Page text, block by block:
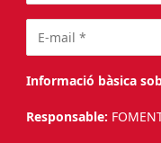
Informació bàsica
Responsable: